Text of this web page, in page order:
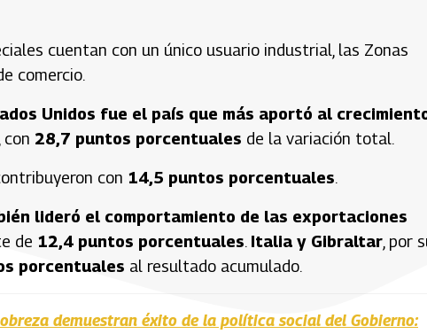
cuentan con un único usuario industrial, las Zonas
comercio.
Unidos fue el país que más aportó al
, con 28,7 puntos porcentuales de la variación total.
con 14,5 puntos porcentuales.
lideró el comportamiento de las exportaciones
de 12,4 puntos porcentuales. Italia y Gibraltar , por
porcentuales al resultado acumulado.
demuestran éxito de la política social del Gobierno: